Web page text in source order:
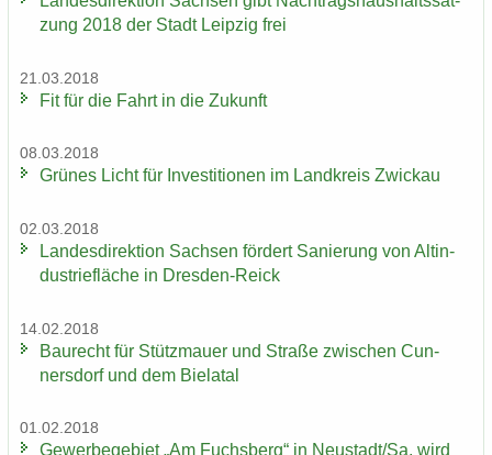
zung 2018 der Stadt Leip­zig frei
21.03.2018
Fit für die Fahrt in die Zu­kunft
08.03.2018
Grü­nes Licht für In­ves­ti­tio­nen im Land­kreis Zwi­ckau
02.03.2018
Lan­des­di­rek­ti­on Sach­sen för­dert Sa­nie­rung von Alt­in­
dus­trie­flä­che in Dresden-​Reick
14.02.2018
Bau­recht für Stütz­mau­er und Stra­ße zwi­schen Cun­
ners­dorf und dem Bie­la­tal
01.02.2018
Ge­wer­be­ge­biet „Am Fuchs­berg“ in Neu­stadt/Sa. wird